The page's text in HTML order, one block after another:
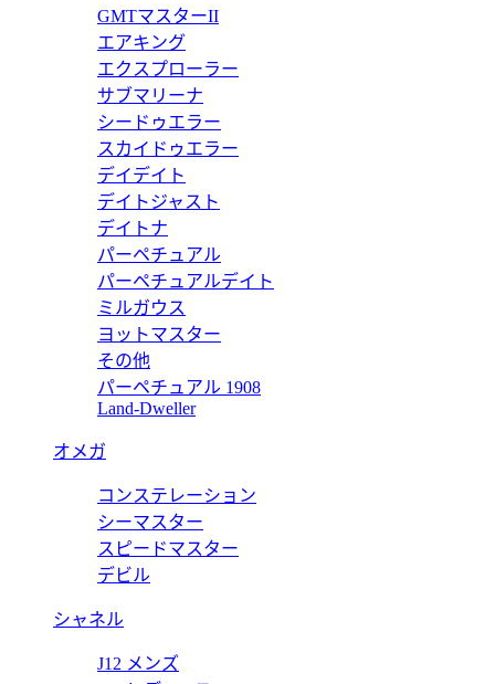
ガガミラノ スーパーコピー 5010.04S
19500 円
ガガミラノ スーパーコピー 5010.05S
19500 円
ガガミラノ スーパーコピー 5010.04S
19500 円
ガガミラノ スーパーコピー 5010.05S
ガガミラノ スーパーコピー 5010.06S
19500 円
GMTマスターII
エアキング
エクスプローラー
サブマリーナ
シードゥエラー
スカイドゥエラー
デイデイト
デイトジャスト
デイトナ
パーペチュアル
パーペチュアルデイト
ミルガウス
ヨットマスター
その他
パーペチュアル 1908
Land-Dweller
オメガ
コンステレーション
シーマスター
スピードマスター
デビル
シャネル
J12 メンズ